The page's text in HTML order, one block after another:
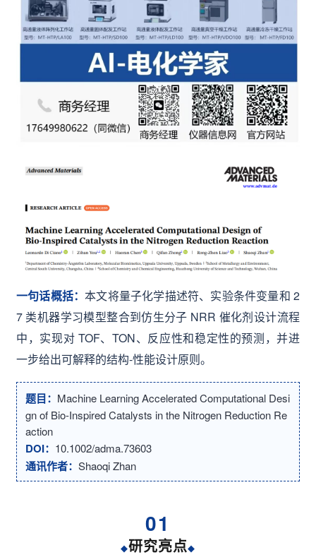
一句话概括：本文将量子化学描述符、实验条件变量和 2
7 类机器学习模型整合到仿生分子 NRR 催化剂设计流程
中，实现对 TOF、TON、反应性和稳定性的预测，并进
一步给出可解释的结构-性能设计原则。
题目： Machine Learning Accelerated Computational Desi
gn of Bio-Inspired Catalysts in the Nitrogen Reduction Re
action
DOI： 10.1002/adma.73603
通讯作者： Shaoqi Zhan
01
◆研究亮点◆